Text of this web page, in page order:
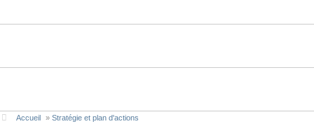
Accueil » Stratégie et plan d'actions